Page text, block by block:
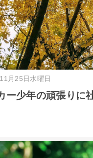
月25日水曜日
ー少年の頑張りに